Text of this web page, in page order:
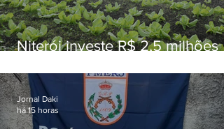
Niterói investe R$ 2,5 milhões
familiar para merenda escolar
Jornal Daki
há 15 horas